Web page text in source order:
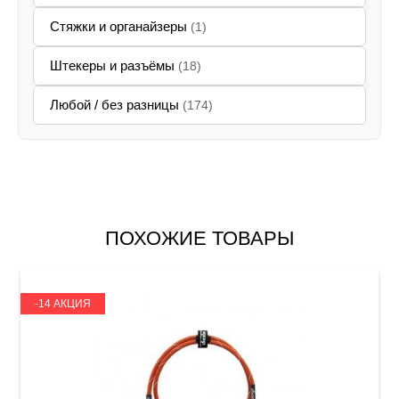
Стяжки и органайзеры (1)
Штекеры и разъёмы (18)
Любой / без разницы (174)
ПОХОЖИЕ ТОВАРЫ
-14 АКЦИЯ